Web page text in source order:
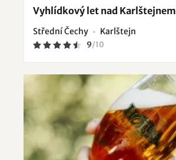
Vyhlídkový let nad Karlštejnem
Střední Čechy Karlštejn
9/10